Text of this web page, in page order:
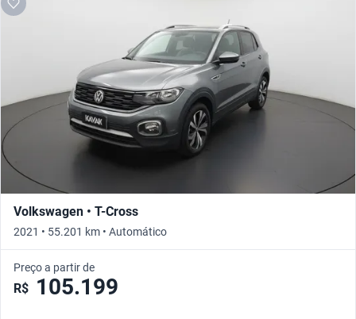
Volkswagen • T-Cross
2021 • 55.201 km • Automático
Preço a partir de
R$ 105.199